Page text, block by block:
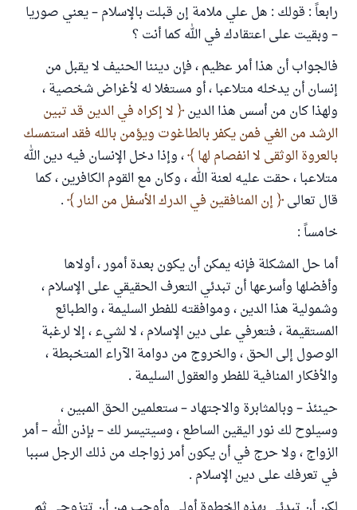
رابعاً : قولك : هل علي ملامة إن قبلت بالإسلام – يعني صوريا
– وبقيت على اعتقادك في الله كما أنت ؟
فالجواب أن هذا أمر عظيم ، فإن ديننا الحنيف لا يقبل من
إنسان أن يدخله متلاعبا ، أو مستغلا له لأغراض شخصية ،
ولهذا كان من أسس هذا الدين
لا إكراه في الدين قد تبين
الرشد من الغي فمن يكفر بالطاغوت ويؤمن بالله فقد استمسك
بالعروة الوثقى لا انفصام لها ، وإذا دخل الإنسان فيه دين الله
متلاعبا ، حقت عليه لعنة الله ، وكان مع القوم الكافرين ، كما
قال تعالى
إن المنافقين في الدرك الأسفل من النار .
خامساً :
أما حل المشكلة فإنه يمكن أن يكون بعدة أمور ، أولاها
وأفضلها وأسرعها أن تبدئي التعرف الحقيقي على الإسلام ،
وشمولية هذا الدين ، وموافقته للفطر السليمة ، والطبائع
المستقيمة ، فتعرفي على دين الإسلام ، لا لشيء ، إلا لرغبة
الوصول إلى الحق ، والخروج من دوامة الآراء المتخبطة ،
والأفكار المنافية للفطر والعقول السليمة .
حينئذ – وبالمثابرة والاجتهاد – ستعلمين الحق المبين ،
وسيلوح لك نور اليقين الساطع ، وسيتيسر لك – بإذن الله – أمر
الزواج ، ولا حرج في أن يكون أمر زواجك من ذلك الرجل سببا
في تعرفك على دين الإسلام .